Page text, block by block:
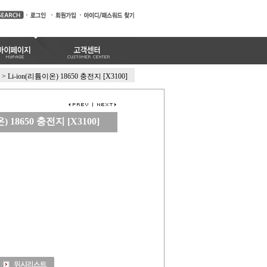
> Li-ion(리튬이온) 18650 충전지 [X3100]
18650 충전지 [X3100]